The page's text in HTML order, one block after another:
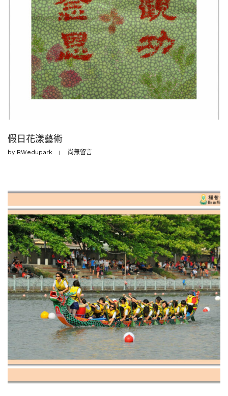
假日花漾藝術
by BWedupark 尚無留言